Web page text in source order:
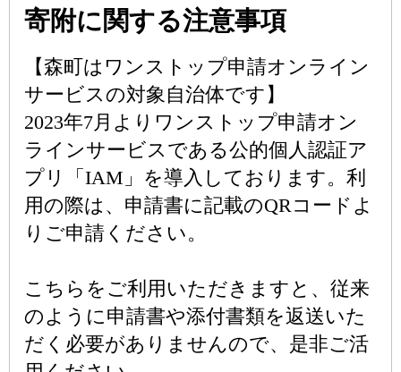
寄附に関する注意事項
【森町はワンストップ申請オンライン
サービスの対象自治体です】
2023年7月よりワンストップ申請オン
ラインサービスである公的個人認証ア
プリ「IAM」を導入しております。利
用の際は、申請書に記載のQRコードよ
りご申請ください。
こちらをご利用いただきますと、従来
のように申請書や添付書類を返送いた
だく必要がありませんので、是非ご活